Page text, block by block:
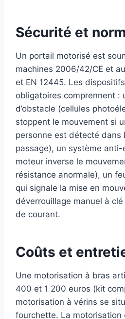
Sécurité et
Un portail motorisé est
machines 2006/42/CE et
et EN 12445. Les
obligatoires comprennent :
d’obstacle (cellules
stoppent le mouvement si
personne est détecté dans
passage), un système anti-
moteur inverse le
résistance anormale), un
qui signale la mise en
déverrouillage manuel à
de courant.
Coûts et
Une motorisation à bras
400 et 1 200 euros (kit
motorisation à vérins se
fourchette. La motorisation